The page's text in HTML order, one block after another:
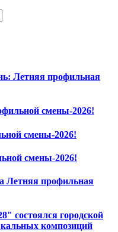
Летняя профильная
смены-2026!
смены-2026!
смены-2026!
Летняя профильная
городской
композиций